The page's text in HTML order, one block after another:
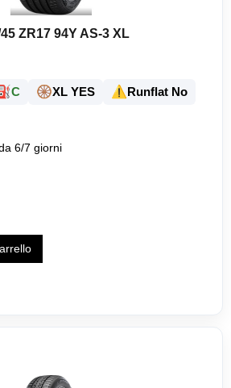
ZR17 94Y AS-3 XL
C 🛞XL YES ⚠️Runflat No
6/7 giorni